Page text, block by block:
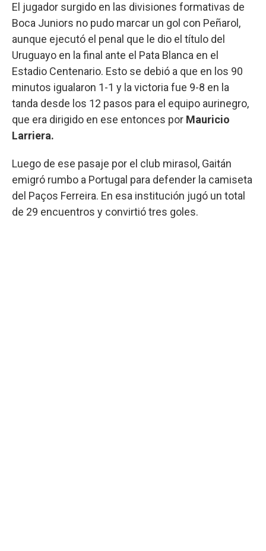
El jugador surgido en las divisiones formativas de
Boca Juniors no pudo marcar un gol con Peñarol,
aunque ejecutó el penal que le dio el título del
Uruguayo en la final ante el Pata Blanca en el
Estadio Centenario. Esto se debió a que en los 90
minutos igualaron 1-1 y la victoria fue 9-8 en la
tanda desde los 12 pasos para el equipo aurinegro,
que era dirigido en ese entonces por Mauricio
Larriera.
Luego de ese pasaje por el club mirasol, Gaitán
emigró rumbo a Portugal para defender la camiseta
del Paços Ferreira. En esa institución jugó un total
de 29 encuentros y convirtió tres goles.